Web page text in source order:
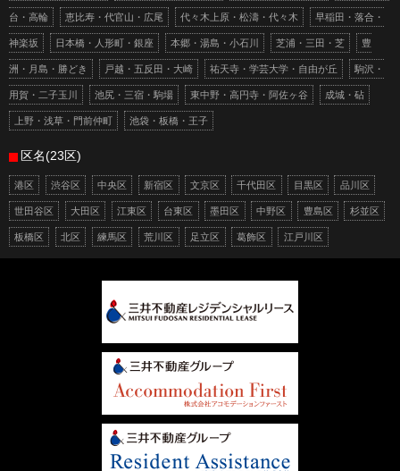
台・高輪 恵比寿・代官山・広尾 代々木上原・松濤・代々木 早稲田・落合・
神楽坂 日本橋・人形町・銀座 本郷・湯島・小石川 芝浦・三田・芝 豊
洲・月島・勝どき 戸越・五反田・大崎 祐天寺・学芸大学・自由が丘 駒沢・
用賀・二子玉川 池尻・三宿・駒場 東中野・高円寺・阿佐ヶ谷 成城・砧
上野・浅草・門前仲町 池袋・板橋・王子
区名(23区)
港区 渋谷区 中央区 新宿区 文京区 千代田区 目黒区 品川区
世田谷区 大田区 江東区 台東区 墨田区 中野区 豊島区 杉並区
板橋区 北区 練馬区 荒川区 足立区 葛飾区 江戸川区